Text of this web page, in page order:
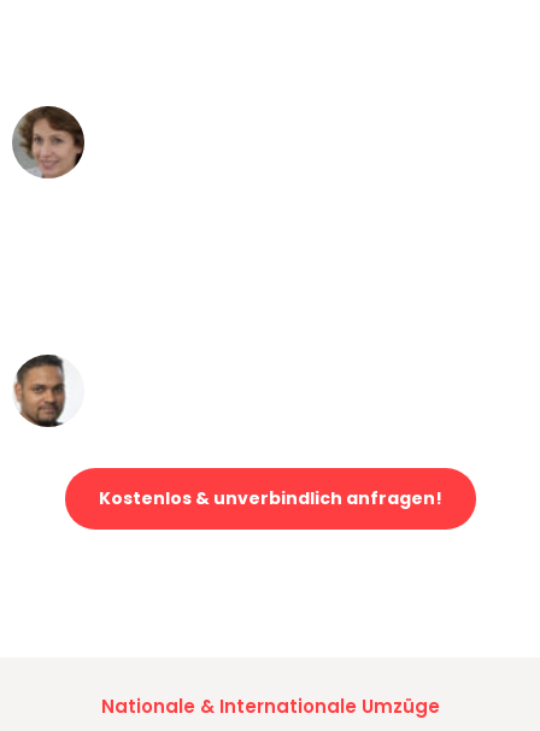
Kostenlos & unverbindlich anfragen!
Nationale & Internationale Umzüge